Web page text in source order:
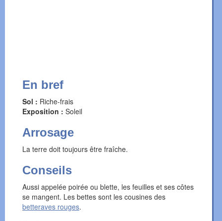
En bref
Sol : Riche-frais
Exposition : Soleil
Arrosage
La terre doit toujours être fraîche.
Conseils
Aussi appelée poirée ou blette, les feuilles et ses côtes
se mangent. Les bettes sont les cousines des
betteraves rouges.